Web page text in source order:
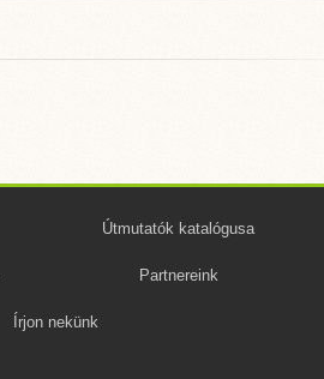
Útmutatók katalógusa
Partnereink
Írjon nekünk